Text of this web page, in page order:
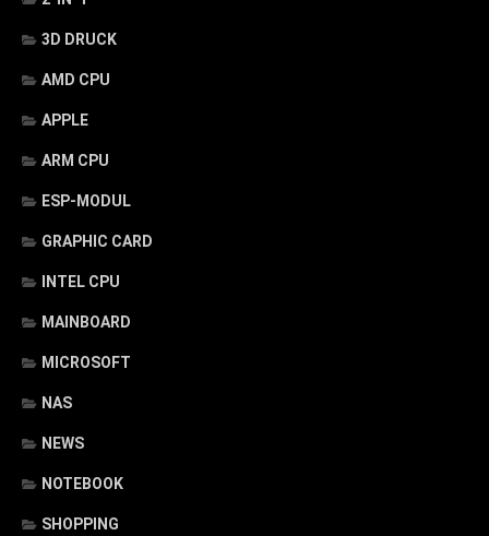
3D DRUCK
AMD CPU
APPLE
ARM CPU
ESP-MODUL
GRAPHIC CARD
INTEL CPU
MAINBOARD
MICROSOFT
NAS
NEWS
NOTEBOOK
SHOPPING